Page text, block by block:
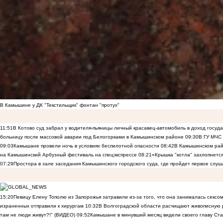
В Камышине у ДК "Текстильщик" фонтан "протух"
11:51В Котово суд забрал у водителя-пьяницы личный красавец-автомобиль в доход
больницу после массовой аварии под Белогорками в Камышинском районе 09:30В ГУ МЧС
09:03Камышане провели ночь в условиях беспилотной опасности 08:42В Камышинском
на Камышинский Арбузный фестиваль на спецэкспрессе 08:21«Крышка "котла"
07:29Простора в зале заседания Камышинского городского суда, где пройдет первое
15:20Певицу Елену Тополю из Запорожья затравили из-за того, что она занималась
израненных отправили к хирургам 10:32В Волгоградской области расчищают
там не люди живут?!" (ВИДЕО) 09:52Камышане в минувший месяц видели своего главу